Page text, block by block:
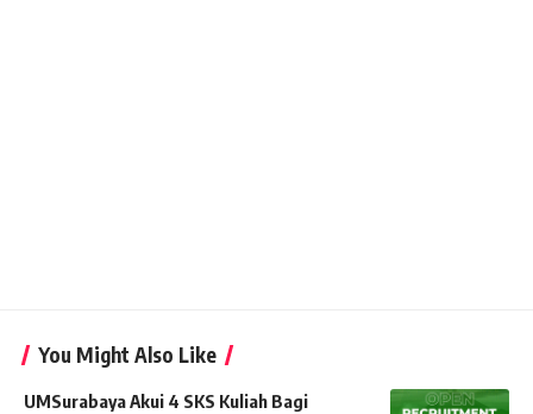
You Might Also Like
UMSurabaya Akui 4 SKS Kuliah Bagi